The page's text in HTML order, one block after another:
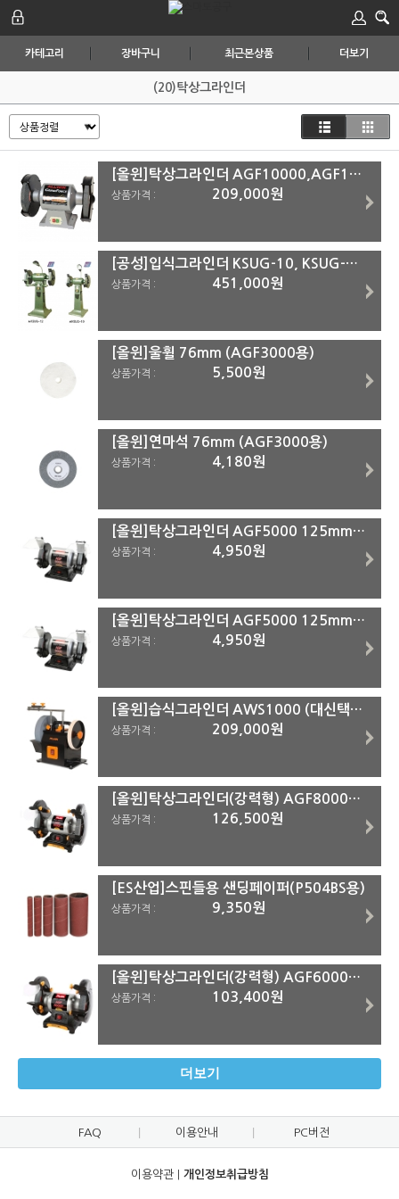
카테고리 장바구니 최근본상품 더보기
(20)탁상그라인더
[올윈]탁상그라인더 AGF10000,AGF10000T #화물착불 AGF10000T(삼상380V)
상품가격 : 209,000원
[공성]입식그라인더 KSUG-10, KSUG-12 (화물착불) KSUG-12 (12
상품가격 : 451,000원
[올윈]울휠 76mm (AGF3000용)
상품가격 : 5,500원
[올윈]연마석 76mm (AGF3000용)
상품가격 : 4,180원
[올윈]탁상그라인더 AGF5000 125mm(5) 연마석(AGF5000용)#60
상품가격 : 4,950원
[올윈]탁상그라인더 AGF5000 125mm(5) 연마석(AGF5000용)#36
상품가격 : 4,950원
[올윈]습식그라인더 AWS1000 (대신택배)
상품가격 : 209,000원
[올윈]탁상그라인더(강력형) AGF8000P 203mm(8)(착불)
상품가격 : 126,500원
[ES산업]스핀들용 샌딩페이퍼(P504BS용)
상품가격 : 9,350원
[올윈]탁상그라인더(강력형) AGF6000P 150mm(6)(착불)
상품가격 : 103,400원
더보기
FAQ 이용안내 PC버전
이용약관| 개인정보취급방침